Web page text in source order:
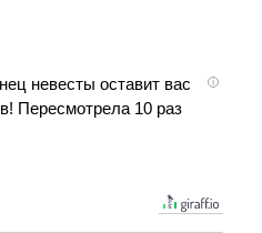
i
невесты оставит вас
Пересмотрела 10 раз